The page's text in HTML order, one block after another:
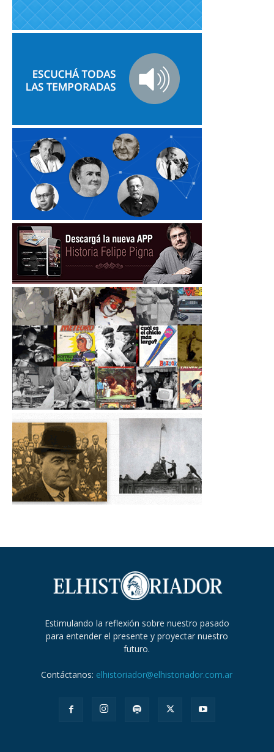
Estimulando la reflexión sobre nuestro pasado
para entender el presente y proyectar nuestro
futuro.
Contáctanos: elhistoriador@elhistoriador.com.ar